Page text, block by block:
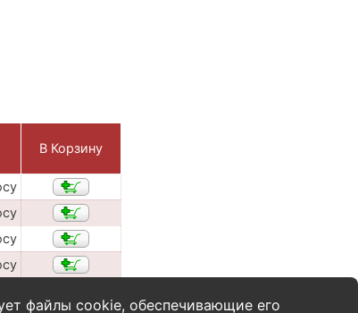
В Корзину
файлы cookie, обеспечивающие его